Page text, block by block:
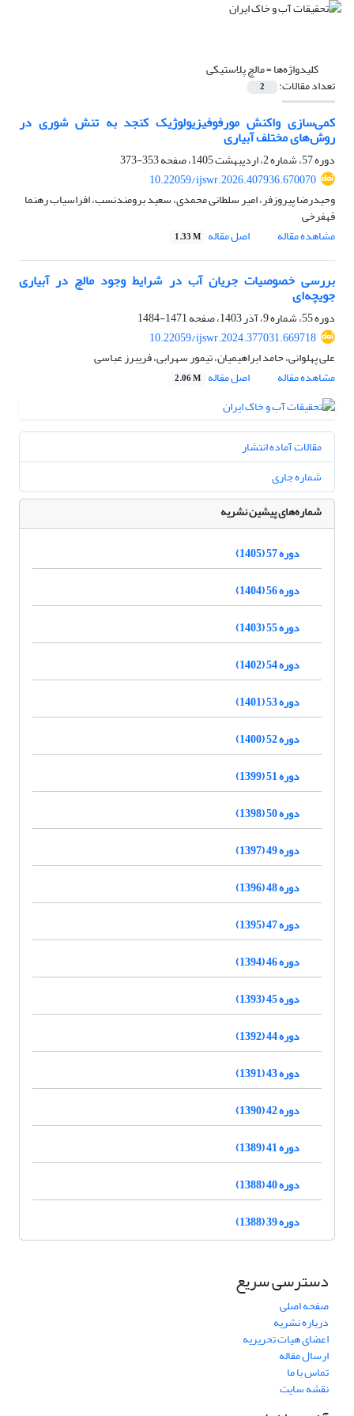
کلیدواژه‌ها =مالچ پلاستیکی
تعداد مقالات: 2
کمی‌سازی واکنش مورفوفیزیولوژیک کنجد به تنش شوری در
روش‌های مختلف آبیاری
دوره 57، شماره 2، اردیبهشت 1405، صفحه
353-373
10.22059/ijswr.2026.407936.670070
وحیدرضا پیروزفر، امیر سلطانی محمدی، سعید برومندنسب، افراسیاب رهنما
قهفرخی
مشاهده مقاله
اصل مقاله 1.33 M
بررسی خصوصیات جریان آب در شرایط وجود مالچ در آبیاری
جویچه‌ای
دوره 55، شماره 9، آذر 1403، صفحه
1471-1484
10.22059/ijswr.2024.377031.669718
علی پهلوانی، حامد ابراهیمیان، تیمور سهرابی، فریبرز عباسی
مشاهده مقاله
اصل مقاله 2.06 M
مقالات آماده انتشار
شماره جاری
شماره‌های پیشین نشریه
دوره 57 (1405)
دوره 56 (1404)
دوره 55 (1403)
دوره 54 (1402)
دوره 53 (1401)
دوره 52 (1400)
دوره 51 (1399)
دوره 50 (1398)
دوره 49 (1397)
دوره 48 (1396)
دوره 47 (1395)
دوره 46 (1394)
دوره 45 (1393)
دوره 44 (1392)
دوره 43 (1391)
دوره 42 (1390)
دوره 41 (1389)
دوره 40 (1388)
دوره 39 (1388)
دسترسی سریع
صفحه اصلی
درباره نشریه
اعضای هیات تحریریه
ارسال مقاله
تماس با ما
نقشه سایت